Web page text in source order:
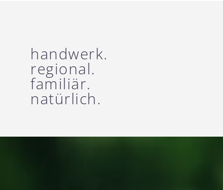
handwerk.
regional.
familiär.
natürlich.